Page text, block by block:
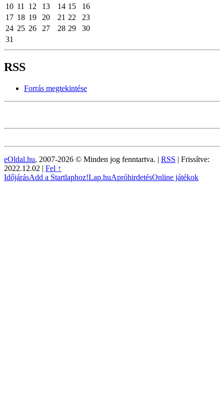
10 11 12 13 14 15
16
17 18 19 20 21 22
23
24 25 26 27 28 29
30
31
RSS
Forrás megtekintése
eOldal.hu, 2007-2026 © Minden jog fenntartva. | RSS | Frissítve:
2022.12.02 | Fel ↑
IdőjárásAdd a Startlaphoz!Lap.huApróhirdetésOnline játékok